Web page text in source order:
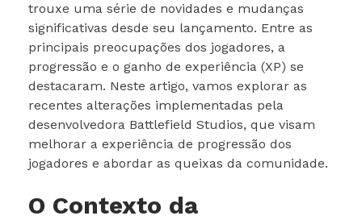
trouxe uma série de novidades e mudanças
significativas desde seu lançamento. Entre as
principais preocupações dos jogadores, a
progressão e o ganho de experiência (XP) se
destacaram. Neste artigo, vamos explorar as
recentes alterações implementadas pela
desenvolvedora Battlefield Studios, que visam
melhorar a experiência de progressão dos
jogadores e abordar as queixas da comunidade.
O Contexto da